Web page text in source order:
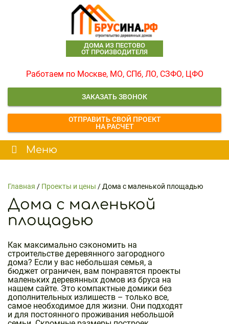
ДОМА ИЗ ПЕСТОВО
ОТ ПРОИЗВОДИТЕЛЯ
Работаем по Москве, МО, СПб, ЛО, СЗФО, ЦФО
ЗАКАЗАТЬ ЗВОНОК
ОТПРАВИТЬ СВОЙ ПРОЕКТ
НА РАСЧЕТ
Главная / Проекты и цены /Дома с маленькой площадью
Дома с маленькой
площадью
Как максимально сэкономить на
строительстве деревянного загородного
дома? Если у вас небольшая семья, а
бюджет ограничен, вам понравятся проекты
маленьких деревянных домов из бруса на
нашем сайте. Это компактные домики без
дополнительных излишеств – только все,
самое необходимое для жизни. Они подходят
и для постоянного проживания небольшой